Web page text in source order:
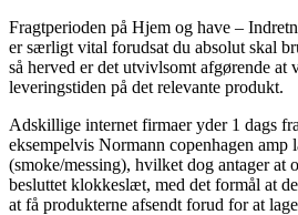
Fragtperioden på Hjem og have –
er særligt vital forudsat du absolut skal
så herved er det utvivlsomt afgørende at
leveringstiden på det relevante produkt.
Adskillige internet firmaer yder 1 dags
eksempelvis Normann copenhagen amp
(smoke/messing), hvilket dog antager at
besluttet klokkeslæt, med det formål at
at få produkterne afsendt forud for at